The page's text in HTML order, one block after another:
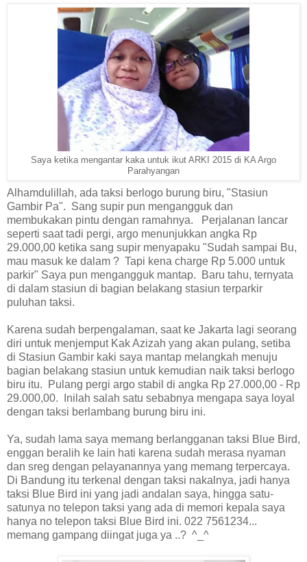
Saya ketika mengantar kaka untuk ikut ARKI 2015 di KA Argo
Parahyangan
Alhamdulillah, ada taksi berlogo burung biru, "Stasiun
Gambir Pa". Sang supir pun mengangguk dan
membukakan pintu dengan ramahnya. Perjalanan lancar
seperti saat tadi pergi, argo menunjukkan angka Rp
29.000,00 ketika sang supir menyapaku "Sudah sampai Bu,
mau masuk ke dalam ? Tapi kena charge Rp 5.000 untuk
parkir" Saya pun mengangguk mantap. Baru tahu, ternyata
di dalam stasiun di bagian belakang stasiun terparkir
puluhan taksi.
Karena sudah berpengalaman, saat ke Jakarta lagi seorang
diri untuk menjemput Kak Azizah yang akan pulang, setiba
di Stasiun Gambir kaki saya mantap melangkah menuju
bagian belakang stasiun untuk kemudian naik taksi berlogo
biru itu. Pulang pergi argo stabil di angka Rp 27.000,00 - Rp
29.000,00. Inilah salah satu sebabnya mengapa saya loyal
dengan taksi berlambang burung biru ini.
Ya, sudah lama saya memang berlangganan taksi Blue Bird,
enggan beralih ke lain hati karena sudah merasa nyaman
dan sreg dengan pelayanannya yang memang terpercaya.
Di Bandung itu terkenal dengan taksi nakalnya, jadi hanya
taksi Blue Bird ini yang jadi andalan saya, hingga satu-
satunya no telepon taksi yang ada di memori kepala saya
hanya no telepon taksi Blue Bird ini. 022 7561234...
memang gampang diingat juga ya ..? ^_^